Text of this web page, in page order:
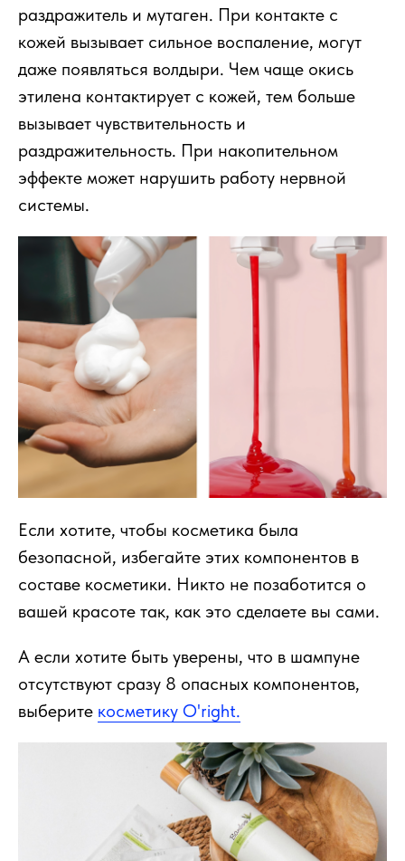
раздражитель и мутаген. При контакте с
кожей вызывает сильное воспаление, могут
даже появляться волдыри. Чем чаще окись
этилена контактирует с кожей, тем больше
вызывает чувствительность и
раздражительность. При накопительном
эффекте может нарушить работу нервной
системы.
Если хотите, чтобы косметика была
безопасной, избегайте этих компонентов в
составе косметики. Никто не позаботится о
вашей красоте так, как это сделаете вы сами.
А если хотите быть уверены, что в шампуне
отсутствуют сразу 8 опасных компонентов,
выберите косметику O'right.